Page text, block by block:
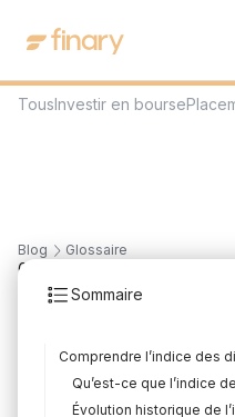
Blog Glossaire
Sommaire
Comprendre l’indice des
Qu’est-ce que l’indice
Évolution historique de
6
Rédigé parMounir Laggoune
TousInvestir en bourse